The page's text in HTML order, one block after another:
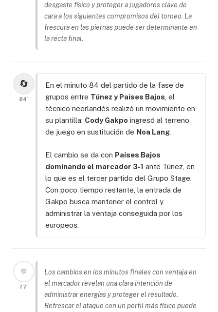
desgaste físico y proteger a jugadores clave de
cara a los siguientes compromisos del torneo. La
frescura en las piernas puede ser determinante en
la recta final.
🔄
84'
En el minuto 84 del partido de la fase de
grupos entre Túnez y Países Bajos , el
técnico neerlandés realizó un movimiento en
su plantilla: Cody Gakpo ingresó al terreno
de juego en sustitución de Noa Lang.
El cambio se da con Países Bajos
dominando el marcador 3-1 ante Túnez, en
lo que es el tercer partido del Grupo Stage.
Con poco tiempo restante, la entrada de
Gakpo busca mantener el control y
administrar la ventaja conseguida por los
europeos.
💬
77'
Los cambios en los minutos finales con ventaja en
el marcador revelan una clara intención de
administrar energías y proteger el resultado.
Refrescar el ataque con un perfil más físico puede